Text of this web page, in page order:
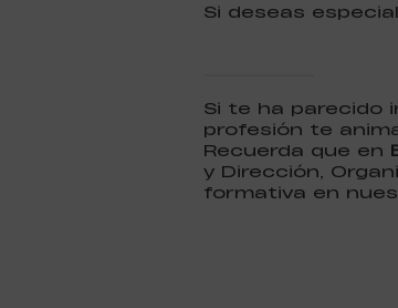
Si deseas
Si te ha parecido
profesión te
Recuerda que en
y Dirección,
formativa en